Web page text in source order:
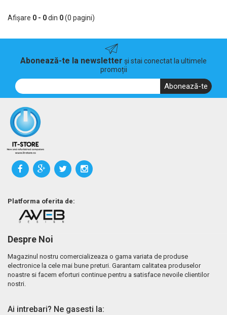
Afişare 0 - 0din 0(0 pagini)
Abonează-te la newsletter și stai conectat la ultimele
promoții
Abonează-te
Platforma oferita de:
Despre Noi
Magazinul nostru comercializeaza o gama variata de produse
electronice la cele mai bune preturi. Garantam calitatea produselor
noastre si facem eforturi continue pentru a satisface nevoile clientilor
nostri.
Ai intrebari? Ne gasesti la: